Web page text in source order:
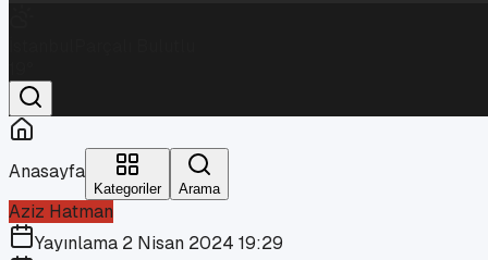
Anasayfa
Kategoriler Arama
Aziz Hatman
Yayınlama 2 Nisan 2024 19:29